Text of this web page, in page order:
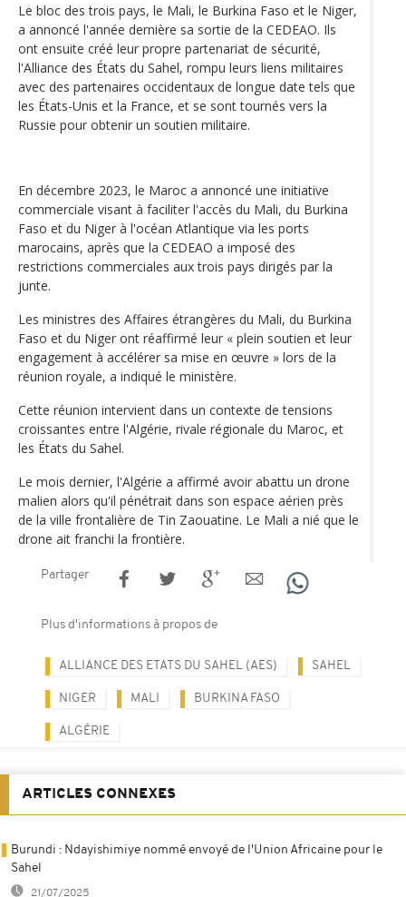
Le bloc des trois pays, le Mali, le Burkina Faso et le Niger,
a annoncé l'année dernière sa sortie de la CEDEAO. Ils
ont ensuite créé leur propre partenariat de sécurité,
l'Alliance des États du Sahel, rompu leurs liens militaires
avec des partenaires occidentaux de longue date tels que
les États-Unis et la France, et se sont tournés vers la
Russie pour obtenir un soutien militaire.
En décembre 2023, le Maroc a annoncé une initiative
commerciale visant à faciliter l'accès du Mali, du Burkina
Faso et du Niger à l'océan Atlantique via les ports
marocains, après que la CEDEAO a imposé des
restrictions commerciales aux trois pays dirigés par la
junte.
Les ministres des Affaires étrangères du Mali, du Burkina
Faso et du Niger ont réaffirmé leur « plein soutien et leur
engagement à accélérer sa mise en œuvre » lors de la
réunion royale, a indiqué le ministère.
Cette réunion intervient dans un contexte de tensions
croissantes entre l'Algérie, rivale régionale du Maroc, et
les États du Sahel.
Le mois dernier, l'Algérie a affirmé avoir abattu un drone
malien alors qu'il pénétrait dans son espace aérien près
de la ville frontalière de Tin Zaouatine. Le Mali a nié que le
drone ait franchi la frontière.
Partager
Plus d'informations à propos de
ALLIANCE DES ETATS DU SAHEL (AES) SAHEL
NIGER MALI BURKINA FASO
ALGÉRIE
ARTICLES CONNEXES
Burundi : Ndayishimiye nommé envoyé de l'Union Africaine pour le
Sahel
21/07/2025